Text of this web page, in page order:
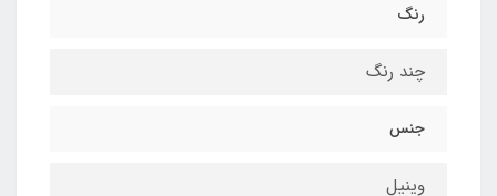
رنگ
چند رنگ
جنس
وینیل